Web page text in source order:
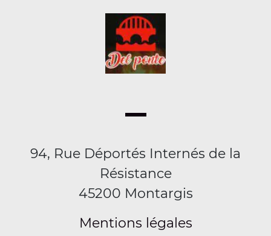
94, Rue Déportés Internés de la
Résistance
45200 Montargis
Mentions légales